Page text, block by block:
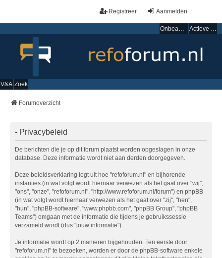
Aanmelden
Registreer
Onbeantwoorde onderwerpen Actieve onderwerpen
V&A Zoek
Forumoverzicht
- Privacybeleid
De berichten die je op dit forum plaatst worden opgeslagen in onze
database. Deze informatie wordt niet aan derden doorgegeven.
Deze beleidsverklaring legt uit hoe "refoforum.nl" en bijhorende
instanties (in wat volgt wordt hiernaar verwezen als het gaat over "wij",
"ons", "onze", "refoforum.nl", "http://www.refoforum.nl/forum") en phpBB
(in wat volgt wordt hiernaar verwezen als het gaat over "zij", "hen",
"hun", "phpBB-software", "www.phpbb.com", "phpBB Group", "phpBB
Teams") omgaan met de informatie die tijdens je gebruikssessie
verzameld wordt (dus "jouw informatie").
Je informatie wordt op 2 manieren bijgehouden. Ten eerste door
"refoforum.nl" te bezoeken, worden er door de phpBB-software enkele